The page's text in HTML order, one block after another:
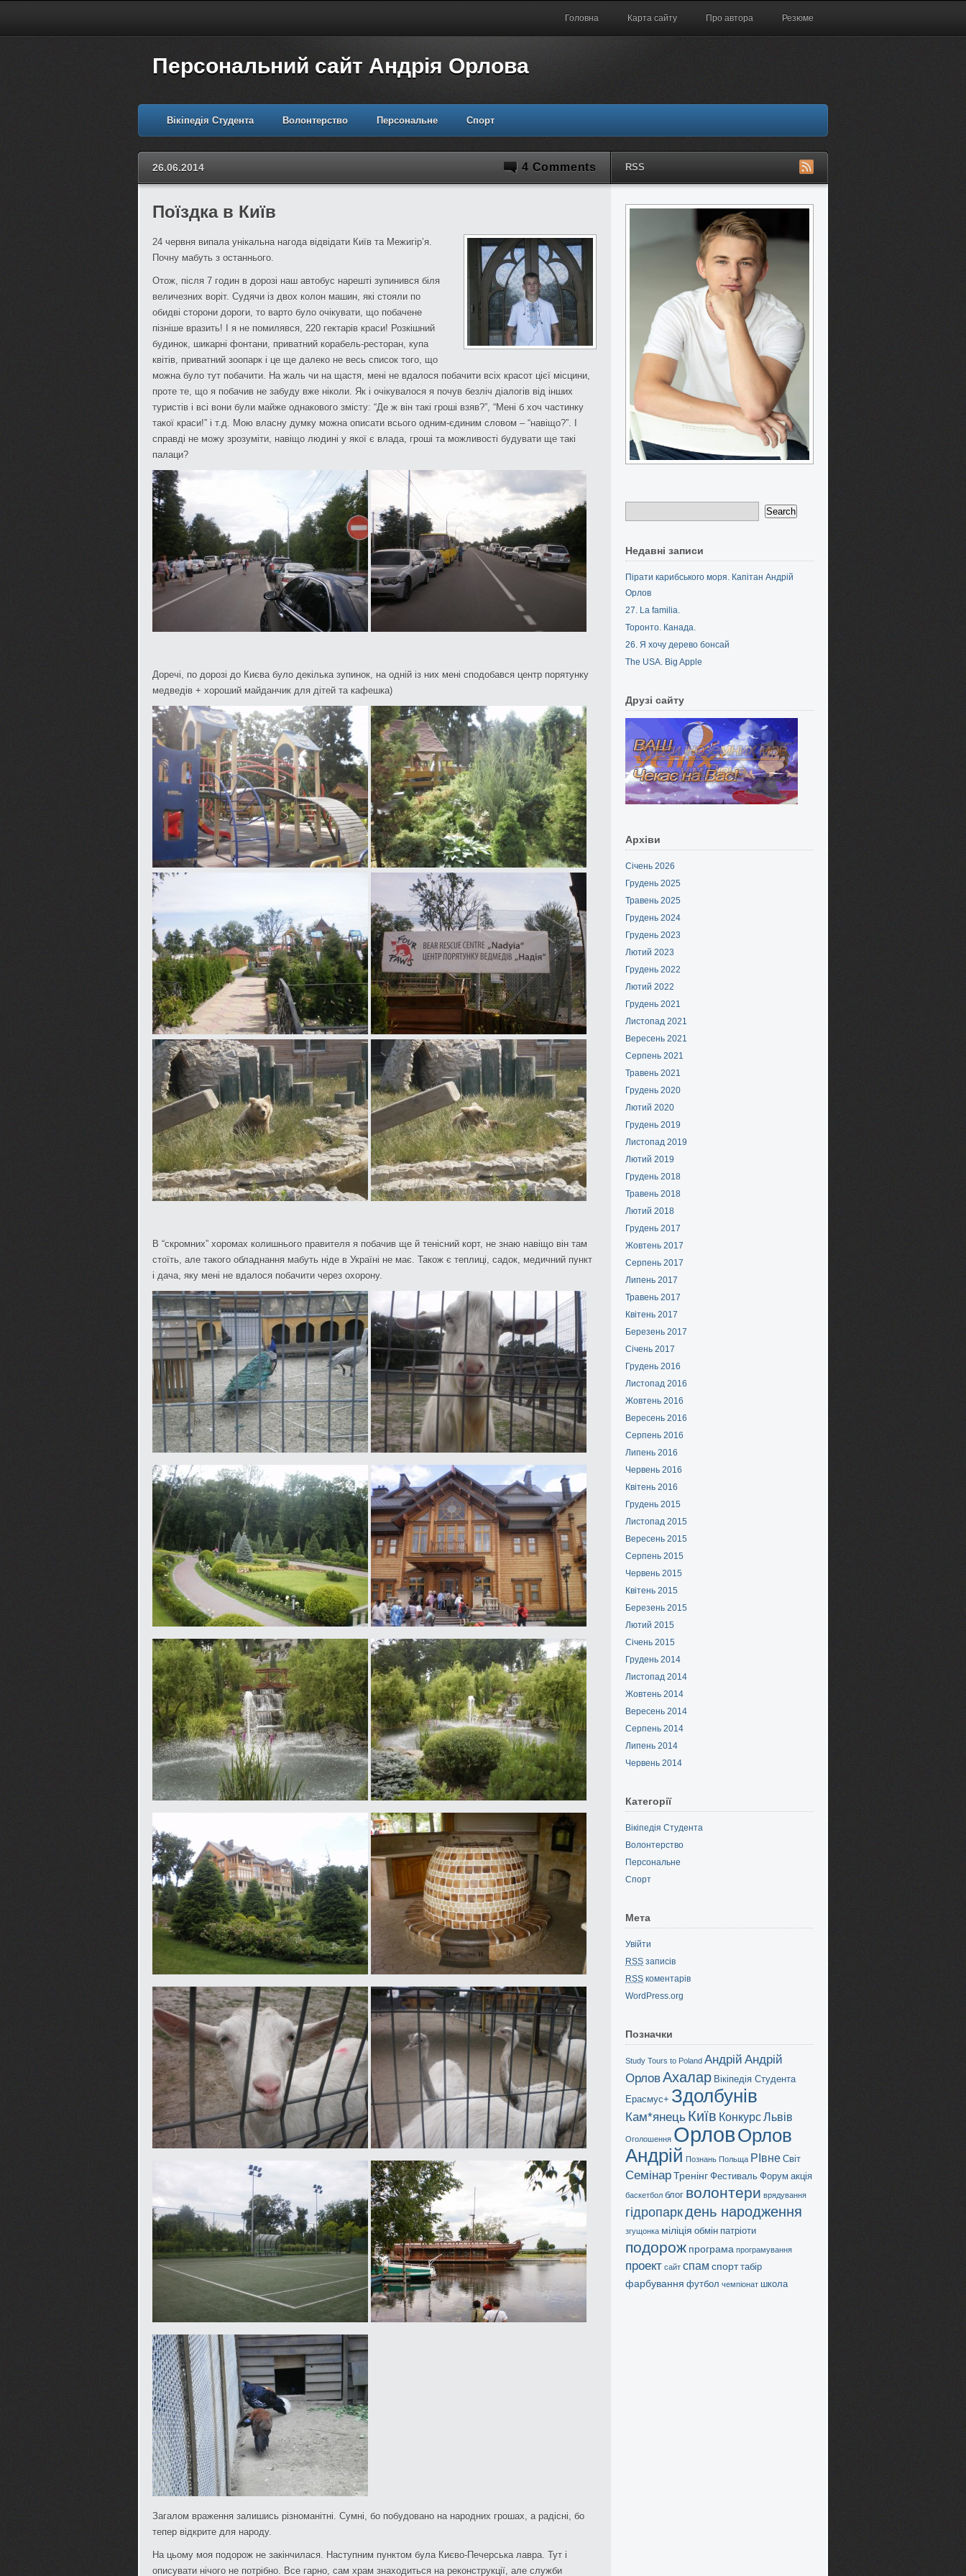
Головна Карта сайту Про автора Резюме
Персональний сайт Андрія Орлова
Вікіпедія Студента Волонтерство Персональне Спорт
26.06.2014 4 Comments RSS
Поїздка в Київ
24 червня випала унікальна нагода відвідати Київ та Межигір’я.
Почну мабуть з останнього.
Отож, після 7 годин в дорозі наш автобус нарешті зупинився біля
величезних воріт. Судячи із двох колон машин, які стояли по
обидві сторони дороги, то варто було очікувати, що побачене
пізніше вразить! І я не помилявся, 220 гектарів краси! Розкішний
будинок, шикарні фонтани, приватний корабель-ресторан, купа
квітів, приватний зоопарк і це ще далеко не весь список того, що
можна було тут побачити. На жаль чи на щастя, мені не вдалося побачити всіх красот цієї місцини,
проте те, що я побачив не забуду вже ніколи. Як і очікувалося я почув безліч діалогів від інших
туристів і всі вони були майже однакового змісту: “Де ж він такі гроші взяв?”, “Мені б хоч частинку
такої краси!” і т.д. Мою власну думку можна описати всього одним-єдиним словом – “навіщо?”. І
справді не можу зрозуміти, навіщо людині у якої є влада, гроші та можливості будувати ще такі
палаци?
Доречі, по дорозі до Києва було декілька зупинок, на одній із них мені сподобався центр порятунку
медведів + хороший майданчик для дітей та кафешка)
В “скромних” хоромах колишнього правителя я побачив ще й тенісний корт, не знаю навіщо він там
стоїть, але такого обладнання мабуть ніде в Україні не має. Також є теплиці, садок, медичний пункт
і дача, яку мені не вдалося побачити через охорону.
Загалом враження залишись різноманітні. Сумні, бо побудовано на народних грошах, а радісні, бо
тепер відкрите для народу.
На цьому моя подорож не закінчилася. Наступним пунктом була Києво-Печерська лавра. Тут і
описувати нічого не потрібно. Все гарно, сам храм знаходиться на реконструкції, але служби
Недавні записи
Пірати карибського моря. Капітан Андрій
Орлов
27. La familia.
Торонто. Канада.
26. Я хочу дерево бонсай
The USA. Big Apple
Друзі сайту
Архіви
Січень 2026
Грудень 2025
Травень 2025
Грудень 2024
Грудень 2023
Лютий 2023
Грудень 2022
Лютий 2022
Грудень 2021
Листопад 2021
Вересень 2021
Серпень 2021
Травень 2021
Грудень 2020
Лютий 2020
Грудень 2019
Листопад 2019
Лютий 2019
Грудень 2018
Травень 2018
Лютий 2018
Грудень 2017
Жовтень 2017
Серпень 2017
Липень 2017
Травень 2017
Квітень 2017
Березень 2017
Січень 2017
Грудень 2016
Листопад 2016
Жовтень 2016
Вересень 2016
Серпень 2016
Липень 2016
Червень 2016
Квітень 2016
Грудень 2015
Листопад 2015
Вересень 2015
Серпень 2015
Червень 2015
Квітень 2015
Березень 2015
Лютий 2015
Січень 2015
Грудень 2014
Листопад 2014
Жовтень 2014
Вересень 2014
Серпень 2014
Липень 2014
Червень 2014
Категорії
Вікіпедія Студента
Волонтерство
Персональне
Спорт
Мета
Увійти
RSS записів
RSS коментарів
WordPress.org
Позначки
Study Tours to Poland Андрій Андрій
ОрловАхалар Вікіпедія Студента
Ерасмус+ Здолбунів
Кам*янець Київ КонкурсЛьвів
Оголошення ОрловОрлов
Андрій Познань Польща РІвне Світ
СемінарТренінг Фестиваль Форум акція
баскетбол блог волонтери врядування
гідропаркдень народження
згущонка міліція обмін патріоти
подорож програма програмування
проект сайт спам спорт табір
фарбування футбол чемпіонат школа